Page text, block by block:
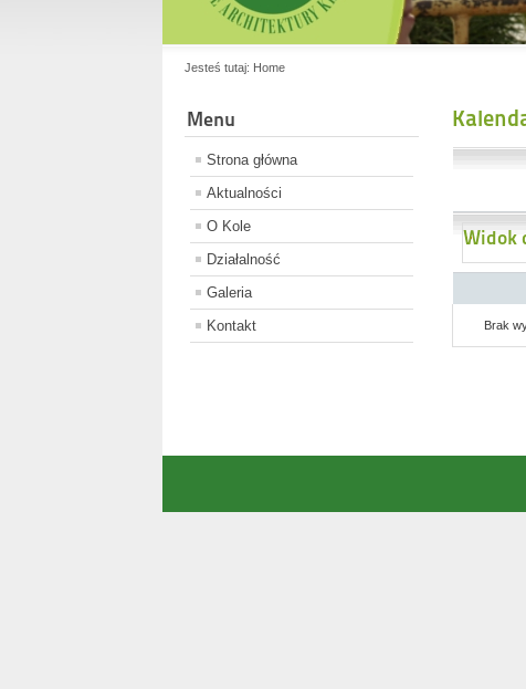
Jesteś tutaj: Home
Menu
Strona główna
Aktualności
O Kole
Działalność
Galeria
Kontakt
Widok
Brak